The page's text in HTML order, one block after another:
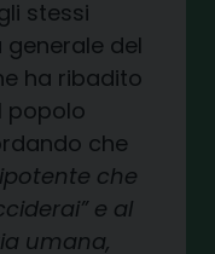
stessi
generale del
ha ribadito
popolo
che
che
e al
umana,